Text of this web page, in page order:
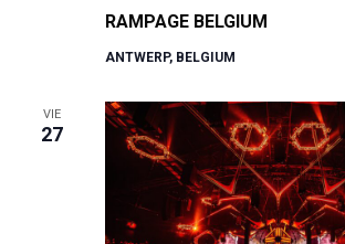
RAMPAGE BELGIUM
ANTWERP, BELGIUM
VIE
27